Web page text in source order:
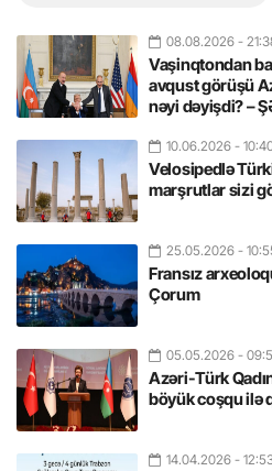
08.08.2026 -
Vaşinqtondan
avqust görüşü
nəyi dəyişdi? –
10.06.2026 -
Velosipedlə
marşrutlar sizi
25.05.2026 -
Fransız
Çorum
05.05.2026 -
Azəri-Türk
böyük coşqu ilə
14.04.2026 -